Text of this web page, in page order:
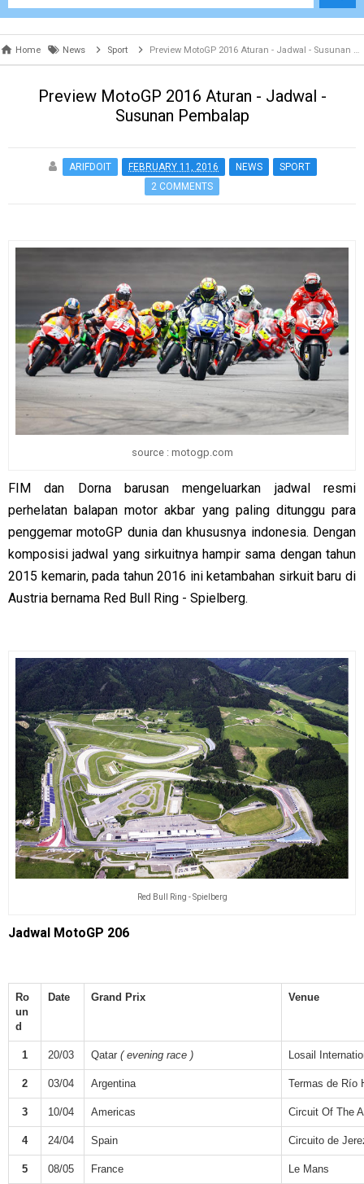
Home News Sport Preview MotoGP 2016 Aturan - Jadwal - Susunan Pembalap
Preview MotoGP 2016 Aturan - Jadwal -
Susunan Pembalap
ARIFDOIT FEBRUARY 11, 2016 NEWS
SPORT
2 COMMENTS
source : motogp.com
FIM dan Dorna barusan mengeluarkan jadwal resmi
perhelatan balapan motor akbar yang paling ditunggu para
penggemar motoGP dunia dan khususnya indonesia. Dengan
komposisi jadwal yang sirkuitnya hampir sama dengan tahun
2015 kemarin, pada tahun 2016 ini ketambahan sirkuit baru di
Austria bernama Red Bull Ring - Spielberg.
Red Bull Ring - Spielberg
Jadwal MotoGP 206
Ro
un
d
Date Grand Prix Venue
1 20/03 Qatar ( evening race ) Losail
2 03/04 Argentina Termas de Río
3 10/04 Americas Circuit Of The
4 24/04 Spain Circuito de
5 08/05 France Le Mans